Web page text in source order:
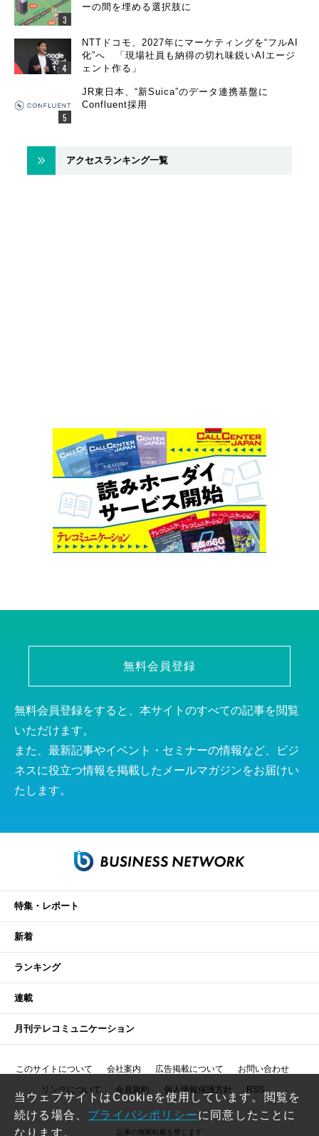
ーの間を埋める選択肢に
NTTドコモ、2027年にマーケティングを“フルAI
化”へ 「現場社員も納得の切れ味鋭いAIエージ
ェント作る」
JR東日本、“新Suica”のデータ連携基盤に
Confluent採用
アクセスランキング一覧
無料会員登録
無料会員登録をすると、本サイトのすべての記事を閲覧
いただけます。
また、最新記事やイベント・セミナーの情報など、ビジ
ネスに役立つ情報を掲載したメールマガジンをお届けい
たします。
特集・レポート
新着
ランキング
連載
月刊テレコミュニケーション
このサイトについて 会社案内 広告掲載について お問い合わせ
リンクについて 会員規約 個人情報保護方針 RSS
記事の無断転載を禁じます
当ウェブサイトはCookieを使用しています。閲覧を
続ける場合、 プライバシポリシーに同意したことに
なります。